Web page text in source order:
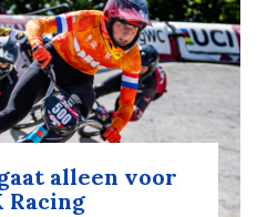
alleen voor
Racing